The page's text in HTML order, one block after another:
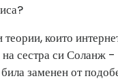
теории, които
сестра си Соланж
заменен от